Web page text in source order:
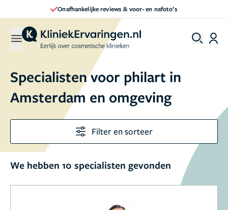
Direct een afspraak maken
Specialisten voor philart in
Amsterdam en omgeving
Filter en sorteer
We hebben 10 specialisten gevonden